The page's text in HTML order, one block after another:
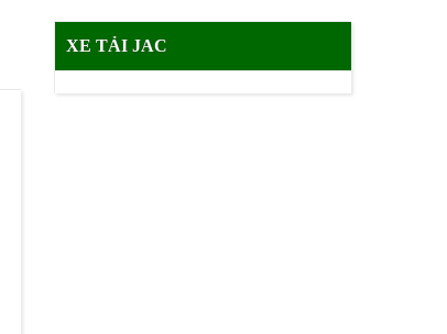
XE TẢI JAC